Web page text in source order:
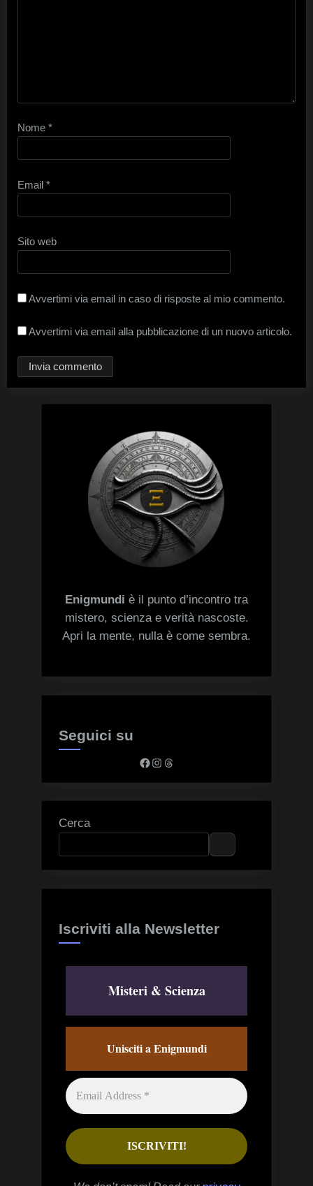
Nome *
Email *
Sito web
Avvertimi via email in caso di risposte al mio commento.
Avvertimi via email alla pubblicazione di un nuovo articolo.
Enigmundi è il punto d’incontro tra
mistero, scienza e verità nascoste.
Apri la mente, nulla è come sembra.
Seguici su
Facebook
Instagram
Threads
Cerca
Iscriviti alla Newsletter
Misteri & Scienza
Unisciti a Enigmundi